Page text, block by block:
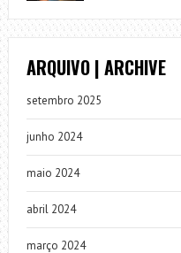
ARQUIVO | ARCHIVE
setembro 2025
junho 2024
maio 2024
abril 2024
março 2024